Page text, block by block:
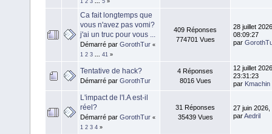
Ca fait longtemps que
vous n'avez pas vomi?
j'ai un truc pour vous ...
Démarré par GorothTur «
1 2 3 41 »
409 Réponses
774701 Vues
28 juillet
08:09:27
par
Tentative de hack?
Démarré par GorothTur
4 Réponses
8016 Vues
12 juillet
23:31:23
par Kmachin
L'impact de l'I.A est-il
réel?
Démarré par GorothTur «
1 2 3 4 »
31 Réponses
35439 Vues
27 juin 2026,
parAedril